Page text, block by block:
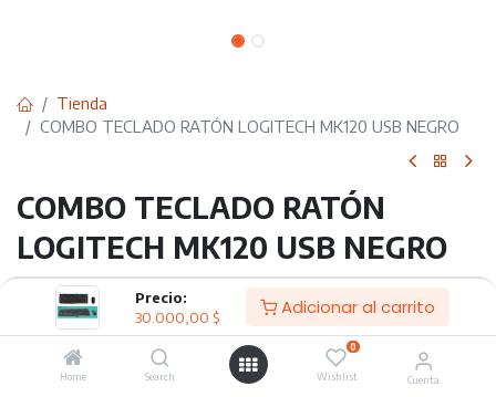
Precio:
30.000,00 $ Adicionar al carrito
Home Search
0
Wishlist Cuenta
Tienda
COMBO TECLADO RATÓN LOGITECH MK120 USB NEGRO
COMBO TECLADO RATÓN
LOGITECH MK120 USB NEGRO
30.000,00 $
Adicionar al carrito